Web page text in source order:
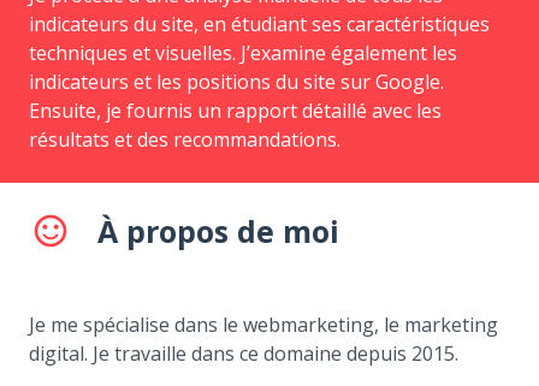
indicateurs du site, en étudiant ses caractéristiques
techniques et visuelles. J’examine également les
indicateurs et les positions du site sur Google.
Ensuite, je fournis un rapport détaillé avec les
résultats et des recommandations.
sentiment_satisfied_alt À propos de moi
Je me spécialise dans le webmarketing, le marketing
digital. Je travaille dans ce domaine depuis 2015.